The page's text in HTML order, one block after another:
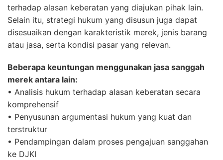
terhadap alasan keberatan yang diajukan pihak lain.
Selain itu, strategi hukum yang disusun juga dapat
disesuaikan dengan karakteristik merek, jenis barang
atau jasa, serta kondisi pasar yang relevan.
Beberapa keuntungan menggunakan jasa sanggah
merek antara lain:
• Analisis hukum terhadap alasan keberatan secara
komprehensif
• Penyusunan argumentasi hukum yang kuat dan
terstruktur
• Pendampingan dalam proses pengajuan sanggahan
ke DJKI